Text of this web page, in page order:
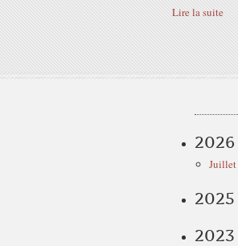
Lire la suite
2026
Juillet
2025
2023